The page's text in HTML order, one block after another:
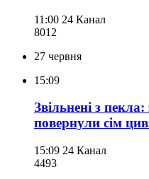
11:00 24 Канал
801 2
27 червня
15:09
Звільнені з
повернули сім
15:09 24 Канал
4493